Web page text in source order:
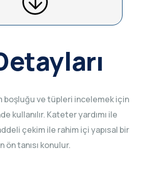
boşluğu ve tüpleri incelemek için
kullanılır. Kateter yardımı ile
çekim ile rahim içi yapısal bir
ön tanısı konulur.